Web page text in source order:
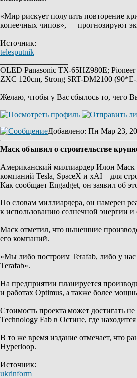
«Мир рискует получить повторение
копеечных чипов», — прогнозируют
Источник:
telesputnik
OLED Panasonic TX-65HZ980E;
ZXC 120cm, Strong SRT-DM2100
Желаю, чтобы у Вас сбылось то, чего
Добавлено: Пн Мар 23,
Маск объявил о строительстве
Американский миллиардер Илон Маск
компаний Tesla, SpaceX и xAI – для
Как сообщает Engadget, он заявил об
По словам миллиардера, он намерен
к использованию солнечной энергии
Маск отметил, что нынешние
его компаний.
«Мы либо построим Terafab, либо у
Terafab».
На предприятии планируется
и работах Optimus, а также более
Стоимость проекта может достигать
Technology Fab в Остине, где
В то же время издание отмечает, что
Hyperloop.
Источник:
ukrinform